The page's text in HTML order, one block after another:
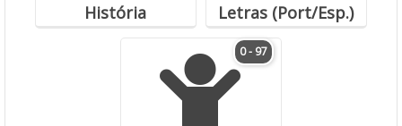
História
Letras (Port/Esp.)
0 - 97